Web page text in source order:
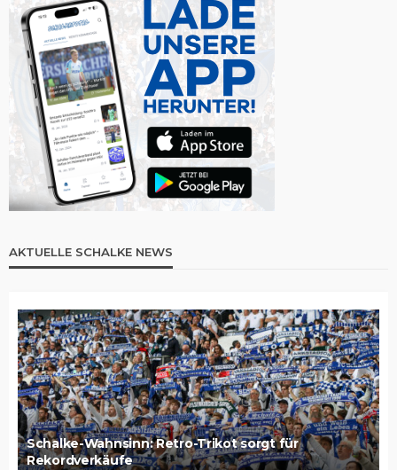
AKTUELLE SCHALKE NEWS
Schalke-Wahnsinn: Retro-Trikot sorgt für
Rekordverkäufe